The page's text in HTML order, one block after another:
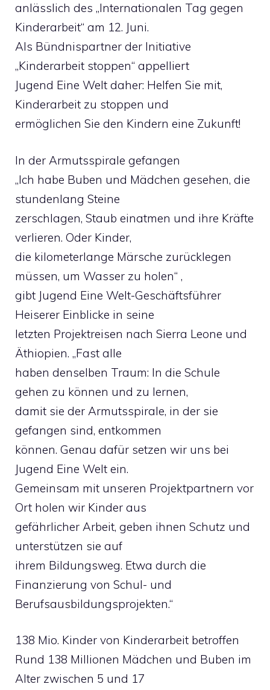
anlässlich des „Internationalen Tag gegen
Kinderarbeit“ am 12. Juni.
Als Bündnispartner der Initiative
„Kinderarbeit stoppen“ appelliert
Jugend Eine Welt daher: Helfen Sie mit,
Kinderarbeit zu stoppen und
ermöglichen Sie den Kindern eine Zukunft!
In der Armutsspirale gefangen
„Ich habe Buben und Mädchen gesehen, die
stundenlang Steine
zerschlagen, Staub einatmen und ihre Kräfte
verlieren. Oder Kinder,
die kilometerlange Märsche zurücklegen
müssen, um Wasser zu holen“ ,
gibt Jugend Eine Welt-Geschäftsführer
Heiserer Einblicke in seine
letzten Projektreisen nach Sierra Leone und
Äthiopien. „Fast alle
haben denselben Traum: In die Schule
gehen zu können und zu lernen,
damit sie der Armutsspirale, in der sie
gefangen sind, entkommen
können. Genau dafür setzen wir uns bei
Jugend Eine Welt ein.
Gemeinsam mit unseren Projektpartnern vor
Ort holen wir Kinder aus
gefährlicher Arbeit, geben ihnen Schutz und
unterstützen sie auf
ihrem Bildungsweg. Etwa durch die
Finanzierung von Schul- und
Berufsausbildungsprojekten.“
138 Mio. Kinder von Kinderarbeit betroffen
Rund 138 Millionen Mädchen und Buben im
Alter zwischen 5 und 17